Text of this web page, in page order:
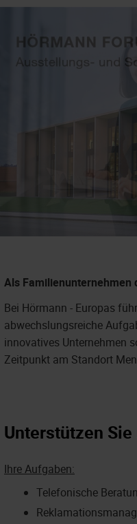
Als Familienunternehmen
Bei Hörmann - Europas
abwechslungsreiche
innovatives Unternehmen
Zeitpunkt am Standort
Unterstützen
Ihre Aufgaben:
Telefonische